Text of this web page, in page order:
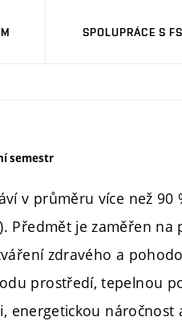
SPOLUPRÁCE S
semestr
v průměru více než
Předmět je zaměřen
zdravého a
prostředí, tepelnou
energetickou